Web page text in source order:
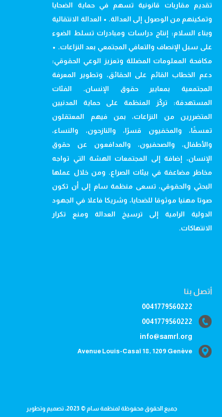
تقديم مقاربات قانونية تسهم في حماية الضحايا
وتمكينهم من الوصول إلى العدالة. • العدالة الانتقالية
وبناء السلام: إنتاج دراسات ومبادرات تسلط الضوء
على سبل الإنصاف والتعافي المجتمعي بعد النزاعات. •
مكافحة المعلومات المضللة وتعزيز الوعي الحقوقي:
دعم الخطاب القائم على الحقائق، وتطوير المعرفة
المجتمعية بمعايير حقوق الإنسان. الفئات
المستهدفة: تركّز المنظمة على حماية المدنيين
المتضررين من النزاعات، بمن فيهم المعتقلون
تعسفًا، والمخفيون قسرًا، والنازحون، والنساء،
والأطفال، والصحفيون، والمدافعون عن حقوق
الإنسان، إضافة إلى المجتمعات الهشة التي تواجه
مخاطر مضاعفة في بيئات الصراع. ومن خلال عملها
البحثي والحقوقي، تسعى منظمة سام إلى أن تكون
صوتا مهنيا موثوقا للضحايا، وشريكا فاعلا في الجهود
الدولية الرامية إلى ترسيخ العدالة ومنع تكرار
الانتهاكات.
أتصل بنا
0041779560222
0041779560222
info@samrl.org
Avenue Louis-Casaï 18, 1209 Genève
جميع الحقوق محفوظة لمنظمة سام © 2023، تصميم وتطوير